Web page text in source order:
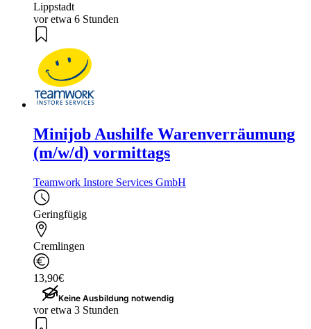
Lippstadt
vor etwa 6 Stunden
Minijob Aushilfe Warenverräumung
(m/w/d) vormittags
Teamwork Instore Services GmbH
Geringfügig
Cremlingen
13,90€
Keine Ausbildung notwendig
vor etwa 3 Stunden